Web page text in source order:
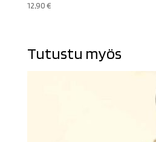
12,90€
Tutustu myös